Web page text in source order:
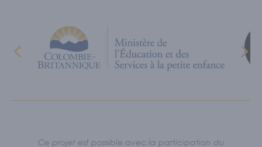
Ce projet est possible avec la participation du